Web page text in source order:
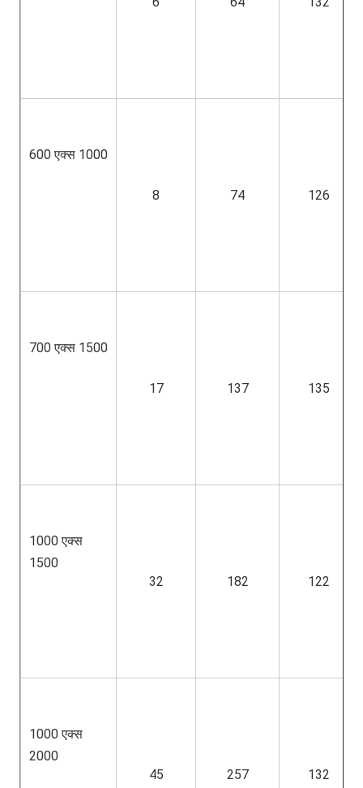
600 एक्स 1000
8 74 126
700 एक्स 1500
17 137 135
1000 एक्स
1500
32
182 122
1000 एक्स
2000
45
257 132